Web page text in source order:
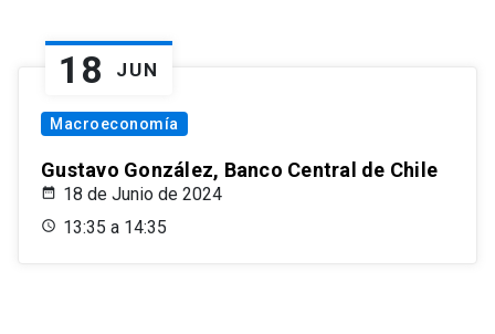
18 JUN
Macroeconomía
Gustavo González, Banco Central de Chile
18 de Junio de 2024
13:35 a 14:35